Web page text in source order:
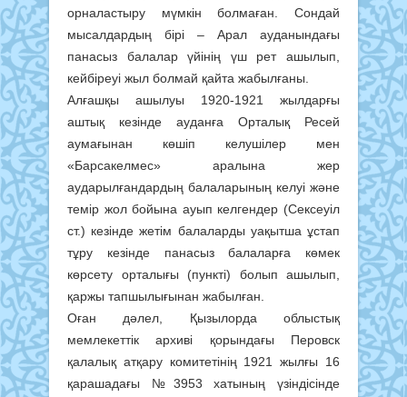
орналастыру мүмкін болмаған. Сондай
мысалдардың бірі – Арал ауданындағы
панасыз балалар үйінің үш рет ашылып,
кейбіреуі жыл болмай қайта жабылғаны.
Алғашқы ашылуы 1920-1921 жылдарғы
аштық кезінде ауданға Орталық Ресей
аумағынан көшіп келушілер мен
«Барсакелмес» аралына жер
аударылғандардың балаларының келуі және
темір жол бойына ауып келгендер (Сексеуіл
ст.) кезінде жетім балаларды уақытша ұстап
тұру кезінде панасыз балаларға көмек
көрсету орталығы (пункті) болып ашылып,
қаржы тапшылығынан жабылған.
Оған дәлел, Қызылорда облыстық
мемлекеттік архиві қорындағы Перовск
қалалық атқару комитетінің 1921 жылғы 16
қарашадағы №3953 хатының үзіндісінде